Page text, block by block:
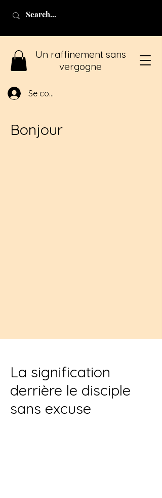
Se connecter
Un raffinement sans
vergogne
Bonjour
La signification
derrière le disciple
sans excuse